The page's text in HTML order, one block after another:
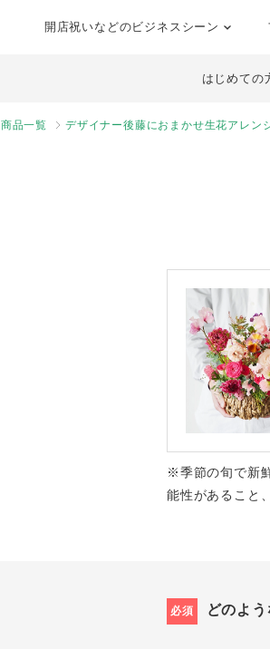
開店祝いなどのビジネスシーン
はじめての
商品一覧 デザイナー後藤におまかせ生花アレン
※季節の旬で新
能性があること
必須 どのよ